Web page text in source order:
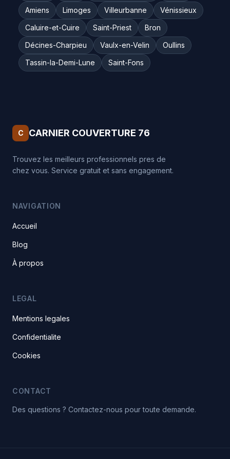
Amiens
Limoges Villeurbanne
Vénissieux
Caluire-et-Cuire
Saint-Priest
Bron
Décines-Charpieu
Vaulx-en-Velin
Oullins
Tassin-la-Demi-Lune
Saint-Fons
C CARNIER COUVERTURE 76
Trouvez les meilleurs professionnels pres de
chez vous. Service gratuit et sans engagement.
NAVIGATION
Accueil
Blog
À propos
LEGAL
Mentions legales
Confidentialite
Cookies
CONTACT
Des questions ? Contactez-nous pour toute demande.